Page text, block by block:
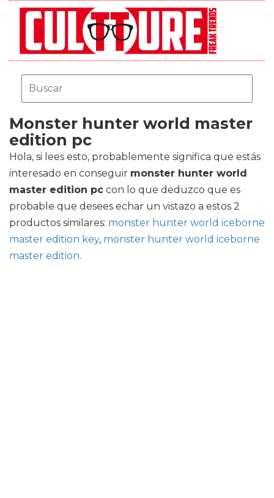
Monster hunter world master
edition pc
Hola, si lees esto, probablemente significa que estás
interesado en conseguir monster hunter world
master edition pc con lo que deduzco que es
probable que desees echar un vistazo a estos 2
productos similares: monster hunter world iceborne
master edition key, monster hunter world iceborne
master edition.